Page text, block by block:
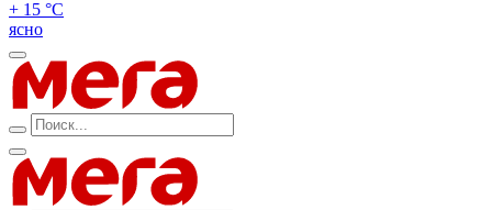
+ 15 °С
ясно